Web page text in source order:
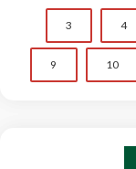
3 4
9 10